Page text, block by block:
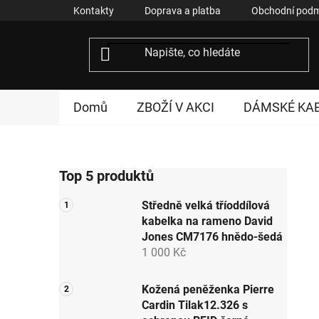
Kontakty Doprava a platba Obchodní
Domů ZBOŽÍ V AKCI DÁMSKÉ
o
s
t
n
Top 5 produktů
Středně velká tříoddílová
kabelka na rameno David
Jones CM7176 hnědo-šedá
1 000 Kč
Kožená peněženka Pierre
Cardin Tilak12.326 s